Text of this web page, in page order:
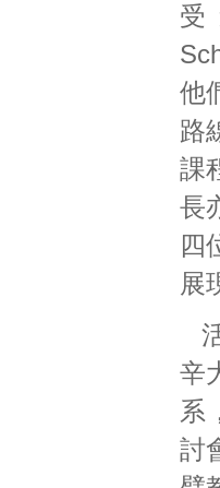
受
他
路
課
長
四
展
辛
系
討